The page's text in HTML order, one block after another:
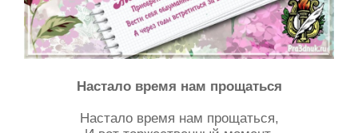
Настало время нам прощаться
Настало время нам прощаться,